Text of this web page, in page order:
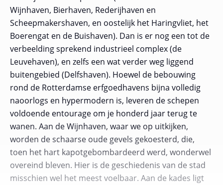
Wijnhaven, Bierhaven, Rederijhaven en
Scheepmakershaven, en oostelijk het Haringvliet, het
Boerengat en de Buishaven). Dan is er nog een tot de
verbeelding sprekend industrieel complex (de
Leuvehaven), en zelfs een wat verder weg liggend
buitengebied (Delfshaven). Hoewel de bebouwing
rond de Rotterdamse erfgoedhavens bijna volledig
naoorlogs en hypermodern is, leveren de schepen
voldoende entourage om je honderd jaar terug te
wanen. Aan de Wijnhaven, waar we op uitkijken,
worden de schaarse oude gevels gekoesterd, die,
toen het hart kapotgebombardeerd werd, wonderwel
overeind bleven. Hier is de geschiedenis van de stad
misschien wel het meest voelbaar. Aan de kades ligt